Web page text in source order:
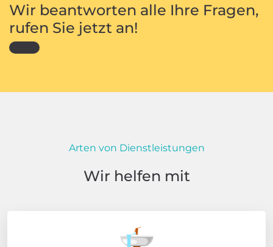
Wir beantworten alle Ihre Fragen,
rufen Sie jetzt an!
Arten von Dienstleistungen
Wir helfen mit